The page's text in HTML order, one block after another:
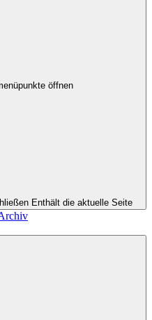
öffnen
Enthält die aktuelle Seite